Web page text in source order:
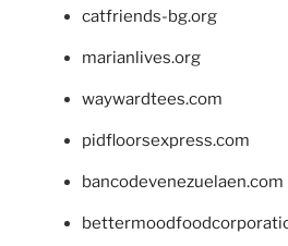
catfriends-bg.org
marianlives.org
waywardtees.com
pidfloorsexpress.com
bancodevenezuelaen.com